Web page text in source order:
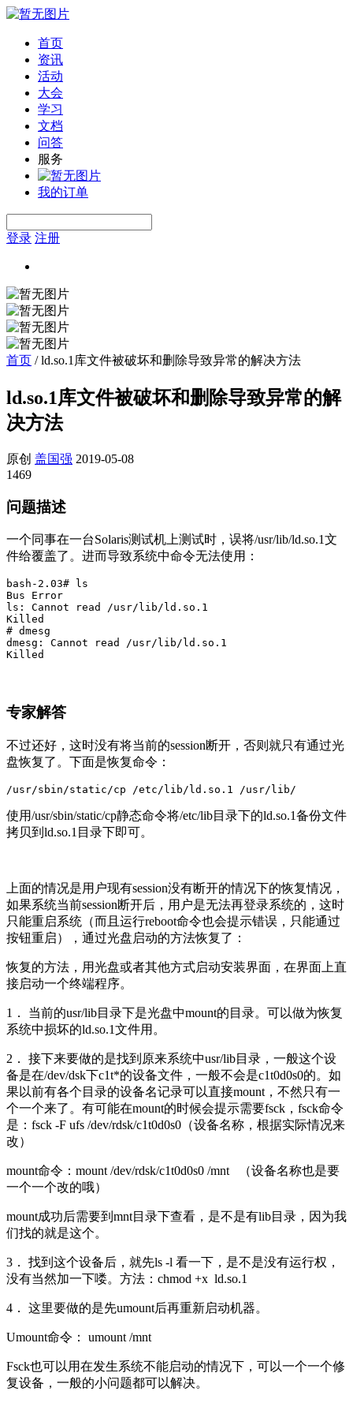
首页
资讯
活动
大会
学习
文档
问答
服务
我的订单
登录 注册
首页 /ld.so.1库文件被破坏和删除导致异常的解决方法
ld.so.1库文件被破坏和删除导致异常的解
决方法
原创 盖国强 2019-05-08
1469
问题描述
一个同事在一台Solaris测试机上测试时，误将/usr/lib/ld.so.1文
件给覆盖了。进而导致系统中命令无法使用：
bash-2.03# ls
Bus Error
ls: Cannot read /usr/lib/ld.so.1
Killed
# dmesg
dmesg: Cannot read /usr/lib/ld.so.1
Killed
专家解答
不过还好，这时没有将当前的session断开，否则就只有通过光
盘恢复了。下面是恢复命令：
/usr/sbin/static/cp /etc/lib/ld.so.1 /usr/lib/
使用/usr/sbin/static/cp静态命令将/etc/lib目录下的ld.so.1备份文件
拷贝到ld.so.1目录下即可。
上面的情况是用户现有session没有断开的情况下的恢复情况，
如果系统当前session断开后，用户是无法再登录系统的，这时
只能重启系统（而且运行reboot命令也会提示错误，只能通过
按钮重启），通过光盘启动的方法恢复了：
恢复的方法，用光盘或者其他方式启动安装界面，在界面上直
接启动一个终端程序。
1． 当前的usr/lib目录下是光盘中mount的目录。可以做为恢复
系统中损坏的ld.so.1文件用。
2． 接下来要做的是找到原来系统中usr/lib目录，一般这个设
备是在/dev/dsk下c1t*的设备文件，一般不会是c1t0d0s0的。如
果以前有各个目录的设备名记录可以直接mount，不然只有一
个一个来了。有可能在mount的时候会提示需要fsck，fsck命令
是：fsck -F ufs /dev/rdsk/c1t0d0s0（设备名称，根据实际情况来
改）
mount命令：mount /dev/rdsk/c1t0d0s0 /mnt （设备名称也是要
一个一个改的哦）
mount成功后需要到mnt目录下查看，是不是有lib目录，因为我
们找的就是这个。
3． 找到这个设备后，就先ls -l 看一下，是不是没有运行权，
没有当然加一下喽。方法：chmod +x ld.so.1
4． 这里要做的是先umount后再重新启动机器。
Umount命令： umount /mnt
Fsck也可以用在发生系统不能启动的情况下，可以一个一个修
复设备，一般的小问题都可以解决。